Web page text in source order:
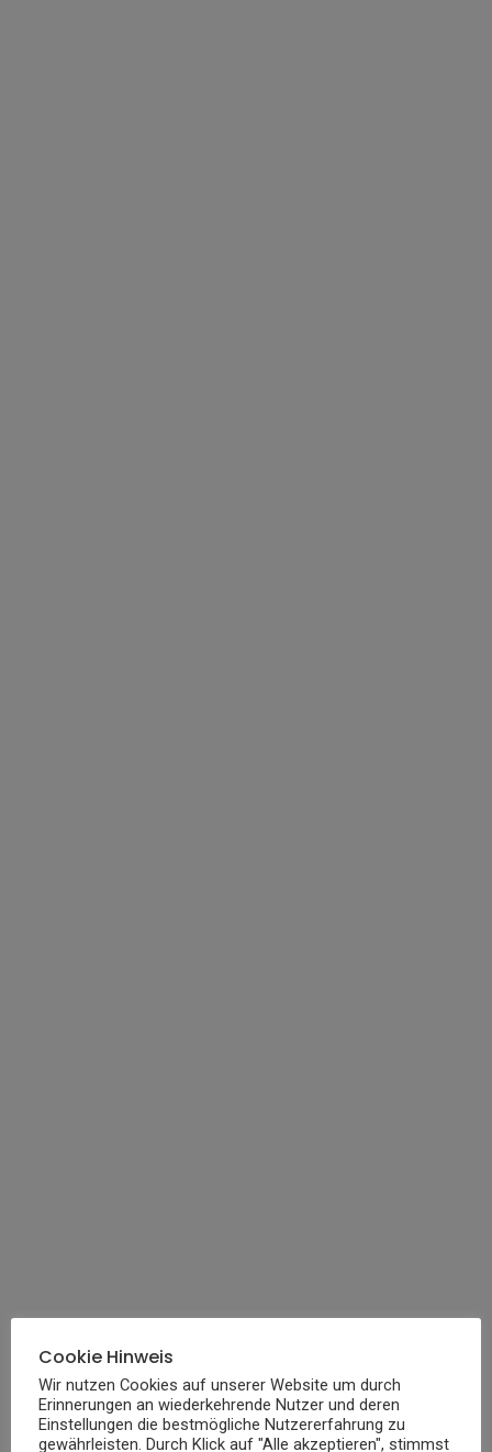
Cookie Hinweis
Wir nutzen Cookies auf unserer Website um durch
Erinnerungen an wiederkehrende Nutzer und deren
Einstellungen die bestmögliche Nutzererfahrung zu
gewährleisten. Durch Klick auf "Alle akzeptieren", stimmst